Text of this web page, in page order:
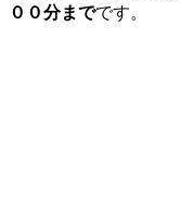
００分までです。